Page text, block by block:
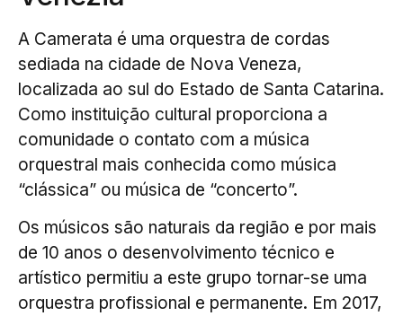
A Camerata é uma orquestra de cordas
sediada na cidade de Nova Veneza,
localizada ao sul do Estado de Santa Catarina.
Como instituição cultural proporciona a
comunidade o contato com a música
orquestral mais conhecida como música
“clássica” ou música de “concerto”.
Os músicos são naturais da região e por mais
de 10 anos o desenvolvimento técnico e
artístico permitiu a este grupo tornar-se uma
orquestra profissional e permanente. Em 2017,